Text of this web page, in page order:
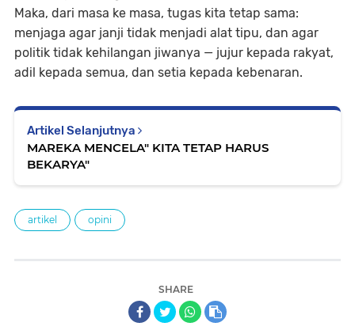
Maka, dari masa ke masa, tugas kita tetap sama:
menjaga agar janji tidak menjadi alat tipu, dan agar
politik tidak kehilangan jiwanya — jujur kepada rakyat,
adil kepada semua, dan setia kepada kebenaran.
Artikel Selanjutnya
MAREKA MENCELA" KITA TETAP HARUS
BEKARYA"
artikel opini
SHARE